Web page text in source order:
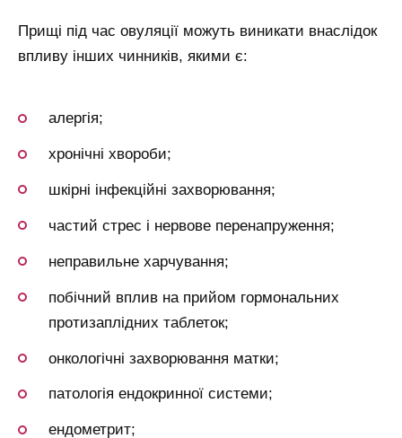
Прищі під час овуляції можуть виникати внаслідок
впливу інших чинників, якими є:
алергія;
хронічні хвороби;
шкірні інфекційні захворювання;
частий стрес і нервове перенапруження;
неправильне харчування;
побічний вплив на прийом гормональних
протизаплідних таблеток;
онкологічні захворювання матки;
патологія ендокринної системи;
ендометрит;